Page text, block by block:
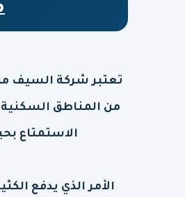
تعتبر شركة السيف
من المناطق السكنية
الاستمتاع
الأمر الذي يدفع